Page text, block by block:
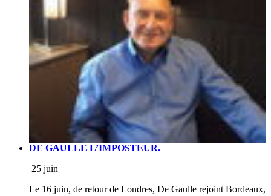
DE GAULLE L’IMPOSTEUR.
25 juin
Le 16 juin, de retour de Londres, De Gaulle rejoint Bordeaux,